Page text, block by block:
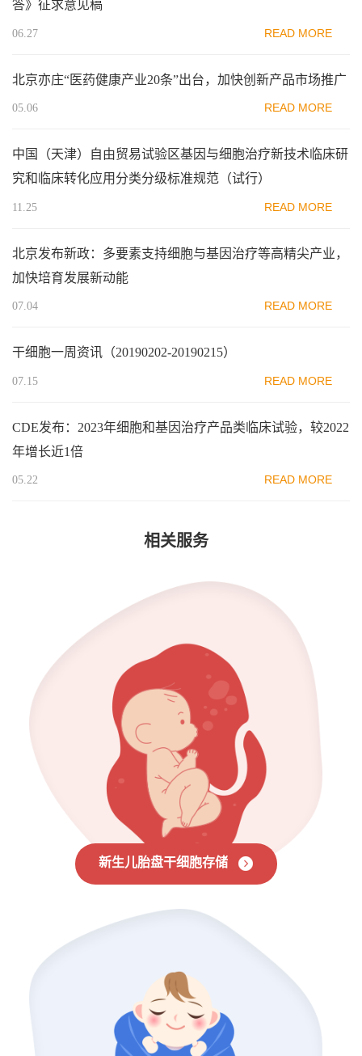
答》征求意见稿
06.27 READ MORE
北京亦庄“医药健康产业20条”出台，加快创新产品市场推广
05.06 READ MORE
中国（天津）自由贸易试验区基因与细胞治疗新技术临床研
究和临床转化应用分类分级标准规范（试行）
11.25 READ MORE
北京发布新政：多要素支持细胞与基因治疗等高精尖产业，
加快培育发展新动能
07.04 READ MORE
干细胞一周资讯（20190202-20190215）
07.15 READ MORE
CDE发布：2023年细胞和基因治疗产品类临床试验，较2022
年增长近1倍
05.22 READ MORE
相关服务
新生儿胎盘干细胞存储